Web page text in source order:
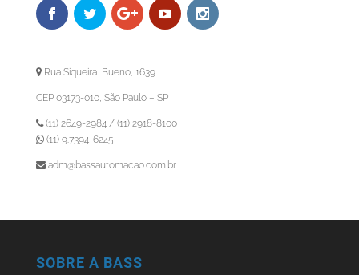
Rua Siqueira Bueno, 1639
CEP 03173-010, São Paulo – SP
(11) 2649-2984 / (11) 2918-8100
(11) 9.7394-6245
adm@bassautomacao.com.br
SOBRE A BASS